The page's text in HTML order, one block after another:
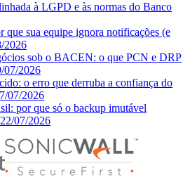
à LGPD e às normas do Banco
que sua equipe ignora notificações (e
2026
sob o BACEN: o que PCN e DRP
07/2026
o erro que derruba a confiança do
07/2026
por que só o backup imutável
22/07/2026